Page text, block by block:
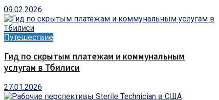
09.02.2026
Путешествие
Гид по скрытым платежам и коммунальным
услугам в Тбилиси
27.01.2026